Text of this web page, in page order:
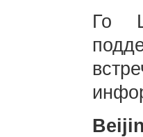
Го